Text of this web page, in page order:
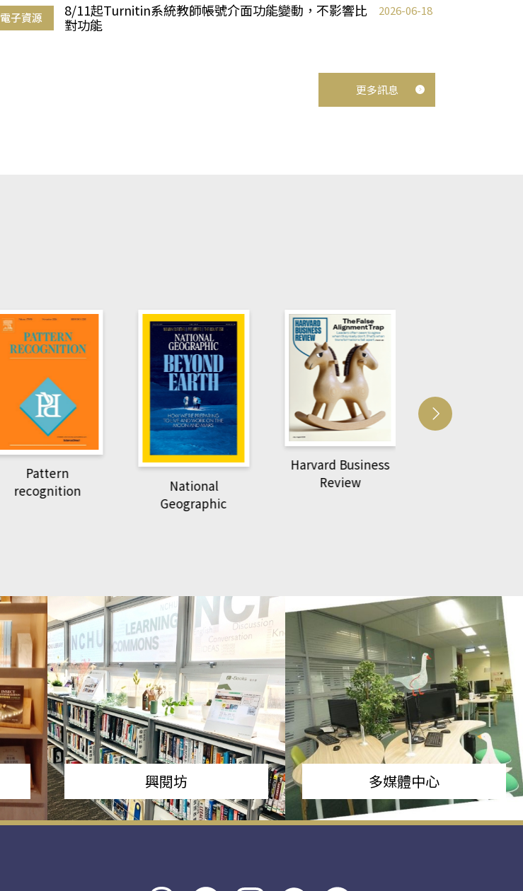
電子資源
8/11起Turnitin系統教師帳號介面功能變動，不影響比
對功能
2026-06-18
更多訊息
Pattern
recognition
National
Geographic
Harvard Business
Review
興閱坊 多媒體中心